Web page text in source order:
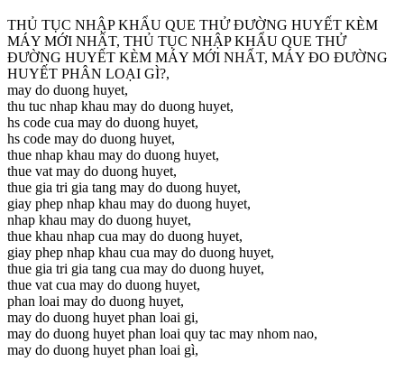
THỦ TỤC NHẬP KHẨU QUE THỬ ĐƯỜNG HUYẾT KÈM
MÁY MỚI NHẤT, THỦ TỤC NHẬP KHẨU QUE THỬ
ĐƯỜNG HUYẾT KÈM MÁY MỚI NHẤT, MÁY ĐO ĐƯỜNG
HUYẾT PHÂN LOẠI GÌ?,
may do duong huyet,
thu tuc nhap khau may do duong huyet,
hs code cua may do duong huyet,
hs code may do duong huyet,
thue nhap khau may do duong huyet,
thue vat may do duong huyet,
thue gia tri gia tang may do duong huyet,
giay phep nhap khau may do duong huyet,
nhap khau may do duong huyet,
thue khau nhap cua may do duong huyet,
giay phep nhap khau cua may do duong huyet,
thue gia tri gia tang cua may do duong huyet,
thue vat cua may do duong huyet,
phan loai may do duong huyet,
may do duong huyet phan loai gi,
may do duong huyet phan loai quy tac may nhom nao,
may do duong huyet phan loai gì,